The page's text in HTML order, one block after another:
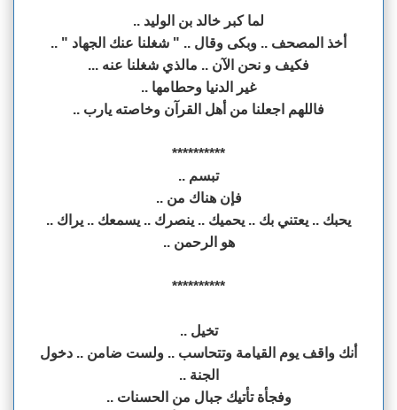
لما كبر خالد بن الوليد ..
أخذ المصحف .. وبكى وقال .. " شغلنا عنك الجهاد " ..
فكيف و نحن الآن .. مالذي شغلنا عنه ...
غير الدنيا وحطامها ..
فاللهم اجعلنا من أهل القرآن وخاصته يارب ..
**********
تبسم ..
فإن هناك من ..
يحبك .. يعتني بك .. يحميك .. ينصرك .. يسمعك .. يراك ..
هو الرحمن ..
**********
تخيل ..
أنك واقف يوم القيامة وتتحاسب .. ولست ضامن .. دخول
الجنة ..
وفجأة تأتيك جبال من الحسنات ..